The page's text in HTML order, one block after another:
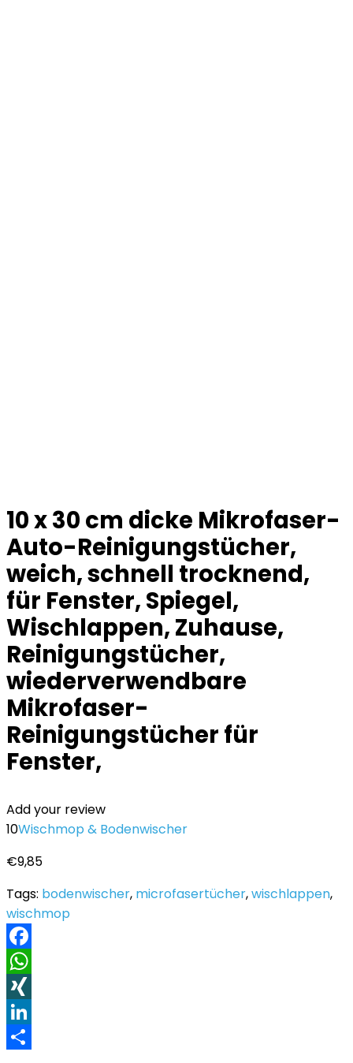
10 x 30 cm dicke Mikrofaser-
Auto-Reinigungstücher,
weich, schnell trocknend,
für Fenster, Spiegel,
Wischlappen, Zuhause,
Reinigungstücher,
wiederverwendbare
Mikrofaser-
Reinigungstücher für
Fenster,
Add your review
10Wischmop & Bodenwischer
€9,85
Tags: bodenwischer, microfasertücher,wischlappen,
wischmop
Facebook
WhatsApp
XING
LinkedIn